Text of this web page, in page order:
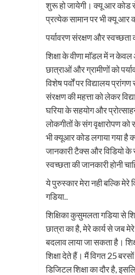
शुरू हो जायेगी। क्यू आर कोड से
प्रत्येक सामान पर भी क्यू आर
पर्यावरण संरक्षण और स्वच्छता
शिक्षा के वीणा माॅडल में न
छात्राओं और ग्रामीणों को
विशेष पर्वों पर विद्यालय
संरक्षण की महत्ता को लेकर
घरिया के सहयोग और
लोकगीतों के संग वृक्षारोपण
भी क्यूआर कोड लगाया गया है
जानकारी टैक्स और विडियो के
स्वच्छता की जानकारी होनी
ये पुरुस्कार मेरा नही बल्कि मेरे
गडिया..
शिक्षिका कुसुमलता गडिया से
छात्रा का है, मेरे कार्य से जब
बदलाव लाया जा सकता है।
शिक्षा देते हैं। मैं विगत 25
डिजिटल शिक्षा का दौर है,